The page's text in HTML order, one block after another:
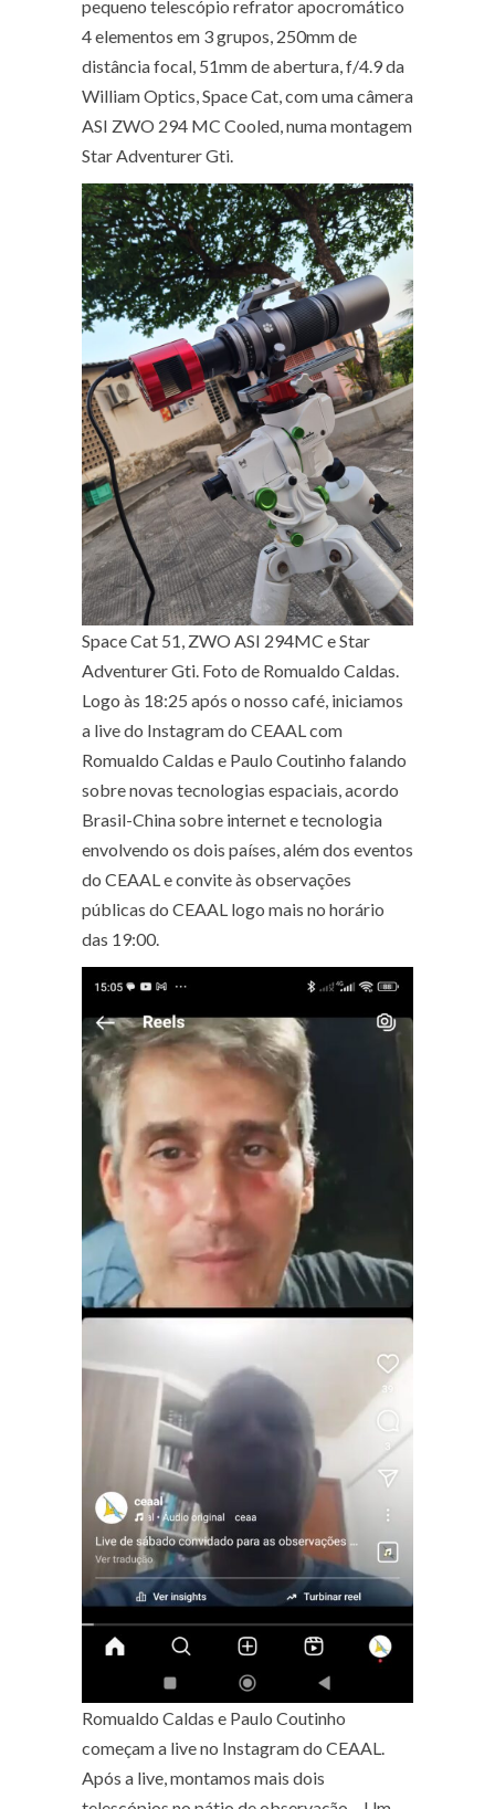
pequeno telescópio refrator apocromático
4 elementos em 3 grupos, 250mm de
distância focal, 51mm de abertura, f/4.9 da
William Optics, Space Cat, com uma câmera
ASI ZWO 294 MC Cooled, numa montagem
Star Adventurer Gti.
Space Cat 51, ZWO ASI 294MC e Star
Adventurer Gti. Foto de Romualdo Caldas.
Logo às 18:25 após o nosso café, iniciamos
a live do Instagram do CEAAL com
Romualdo Caldas e Paulo Coutinho falando
sobre novas tecnologias espaciais, acordo
Brasil-China sobre internet e tecnologia
envolvendo os dois países, além dos eventos
do CEAAL e convite às observações
públicas do CEAAL logo mais no horário
das 19:00.
Romualdo Caldas e Paulo Coutinho
começam a live no Instagram do CEAAL.
Após a live, montamos mais dois